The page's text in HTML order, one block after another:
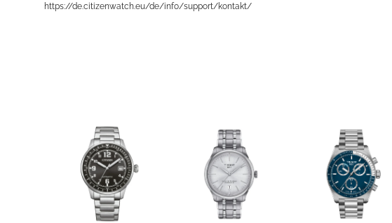
https://de.citizenwatch.eu/de/info/support/kontakt/